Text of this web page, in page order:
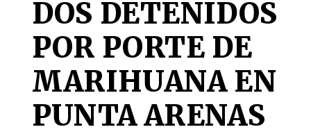
DOS DETENIDOS
POR PORTE DE
MARIHUANA EN
PUNTA ARENAS